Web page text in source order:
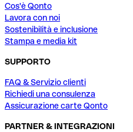
Cos'è Qonto
Lavora con noi
Sostenibilità e inclusione
Stampa e media kit
SUPPORTO
FAQ & Servizio clienti
Richiedi una consulenza
Assicurazione carte Qonto
PARTNER & INTEGRAZIONI